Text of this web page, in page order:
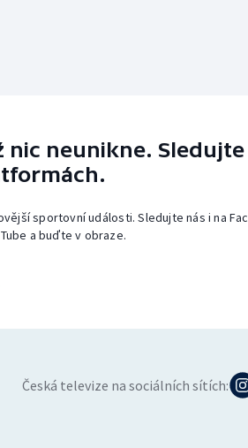
nic neunikne. Sledujte
sportovní události. Sledujte nás i na
a buďte v obraze.
Česká televize na sociálních sítích: